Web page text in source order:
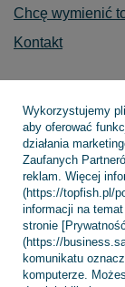
Chcę wymienić
Kontakt
Konto
Regulaminy
INFORMACJE
Wykorzystujemy
aby oferować
działania
Zaufanych
reklam. Więcej
(https://topfish.pl/
informacji na
stronie
(https://
komunikatu
komputerze.